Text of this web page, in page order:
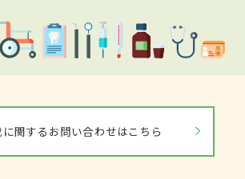
に関するお問い合わせはこちら